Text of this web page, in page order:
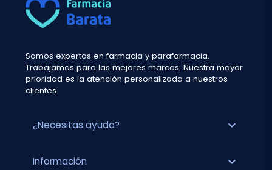
Somos expertos en farmacia y parafarmacia.
Trabajamos para las mejores marcas. Nuestra mayor
prioridad es la atención personalizada a nuestros
clientes.
¿Necesitas ayuda? expand_more
Información expand_more